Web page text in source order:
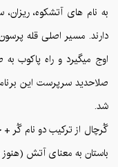
به نام های آتشکوه،
دارند. مسیر اصلی قله
اوج میگیرد و راه پاکوب به
صلاحدید سرپرست این
شد.
گُرچال از ترکیب دو نام گُر
باستان به معنای آتش